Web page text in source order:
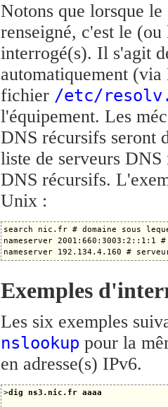
Notons que lorsque
renseigné, c'est le
interrogé(s). Il s'agit
automatiquement
fichier /etc/
l'équipement. Les
DNS récursifs seront
liste de serveurs
DNS récursifs.
Unix :
search nic.fr # domaine sous
nameserver
Exemples
Les six exemples
nslookup pour la
en adresse(s) IPv6.
>dig ns3.nic.fr aaaa